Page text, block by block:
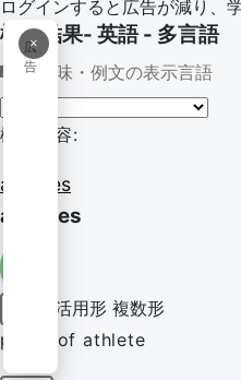
ログインすると広告が減り、
×
広
告
検索結果- 英語 - 多言語
意味・例文の表示言語
検索内容:
athletes
athletes
活用形 複数形
plural of athlete